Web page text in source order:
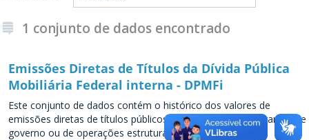
1 conjunto de dados encontrado
Emissões Diretas de Títulos da Dívida Pública
Mobiliária Federal interna - DPMFi
Este conjunto de dados contém o histórico dos valores de
emissões diretas de títulos públicos, decorrentes de programas de
governo ou de operações estruturadas, a partir de...